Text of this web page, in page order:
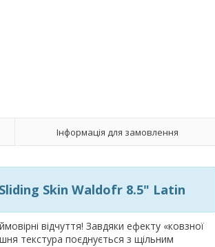
Інформація для замовлення
Skin Waldofr 8.5" Latin
відчуття! Завдяки ефекту «ковзної
текстура поєднується з щільним